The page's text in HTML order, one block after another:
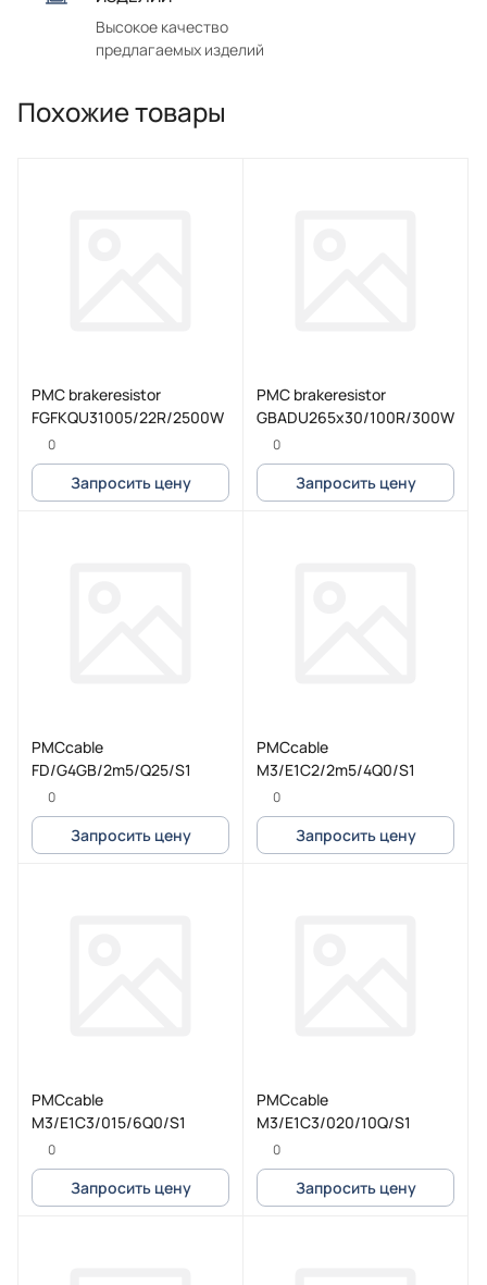
Высокое качество
предлагаемых изделий
Похожие товары
PMC brakeresistor
FGFKQU31005/22R/2500W
0
Запросить цену
PMC brakeresistor
GBADU265x30/100R/300W
0
Запросить цену
PMCcable
FD/G4GB/2m5/Q25/S1
0
Запросить цену
PMCcable
M3/E1C2/2m5/4Q0/S1
0
Запросить цену
PMCcable
M3/E1C3/015/6Q0/S1
0
Запросить цену
PMCcable
M3/E1C3/020/10Q/S1
0
Запросить цену